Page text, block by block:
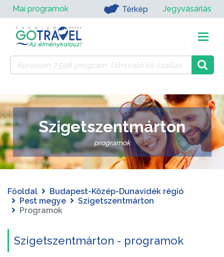
Mai programok Térkép Jegyvásárlás
Szigetszentmárton
programok
Főoldal
Budapest-Közép-Dunavidék régió
Pest megye
Szigetszentmárton
Programok
Szigetszentmárton - programok